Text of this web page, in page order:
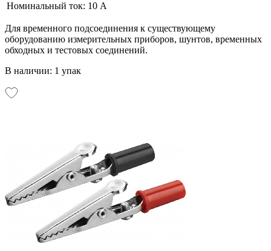
Номинальный ток: 10 А
Для временного подсоединения к существующему
оборудованию измерительных приборов, шунтов, временных
обходных и тестовых соединений.
В наличии: 1 упак